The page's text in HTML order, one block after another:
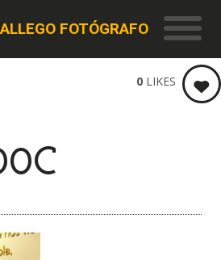
FOTÓGRAFO
0 LIKES